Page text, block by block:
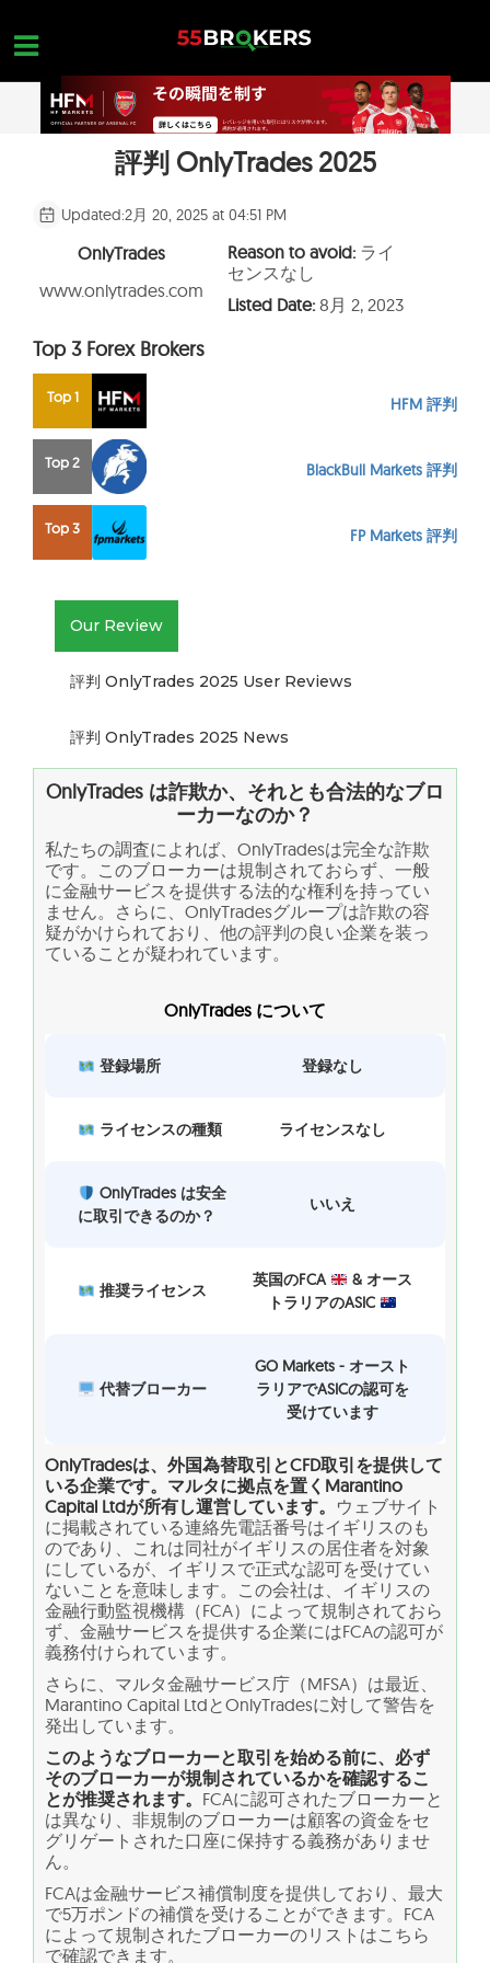
content
FX会社 詐欺
外国為替教育
お問合せ
評判 OnlyTrades 2025
Updated:2月 20, 2025 at 04:51 PM
OnlyTrades
www.onlytrades.com
Reason to avoid:ライ
センスなし
Listed Date:8月 2, 2023
Top 3 Forex Brokers
Top 1 HFM 評判
Top 2 BlackBull Markets 評判
Top 3 FP Markets 評判
Our Review
評判 OnlyTrades 2025 User Reviews
評判 OnlyTrades 2025 News
OnlyTrades は詐欺か、それとも合法的なブロ
ーカーなのか？
私たちの調査によれば、OnlyTradesは完全な詐欺
です。このブローカーは規制されておらず、一般
に金融サービスを提供する法的な権利を持ってい
ません。さらに、OnlyTradesグループは詐欺の容
疑がかけられており、他の評判の良い企業を装っ
ていることが疑われています。
OnlyTrades について
登録場所 登録なし
ライセンスの種類 ライセンスなし
OnlyTrades は安全
に取引できるのか？
いいえ
推奨ライセンス
英国のFCA
& オース
トラリアのASIC
代替ブローカー
GO Markets - オースト
ラリアでASICの認可を
受けています
OnlyTradesは、外国為替取引とCFD取引を提供して
いる企業です。マルタに拠点を置くMarantino
Capital Ltdが所有し運営しています。 ウェブサイト
に掲載されている連絡先電話番号はイギリスのも
のであり、これは同社がイギリスの居住者を対象
にしているが、イギリスで正式な認可を受けてい
ないことを意味します。この会社は、イギリスの
金融行動監視機構（FCA）によって規制されておら
ず、金融サービスを提供する企業にはFCAの認可が
義務付けられています。
さらに、マルタ金融サービス庁（MFSA）は最近、
Marantino Capital LtdとOnlyTradesに対して警告を
発出しています。
このようなブローカーと取引を始める前に、必ず
そのブローカーが規制されているかを確認するこ
とが推奨されます。 FCAに認可されたブローカーと
は異なり、非規制のブローカーは顧客の資金をセ
グリゲートされた口座に保持する義務がありませ
ん。
FCAは金融サービス補償制度を提供しており、最大
で5万ポンドの補償を受けることができます。FCA
によって規制されたブローカーのリストはこちら
で確認できます。